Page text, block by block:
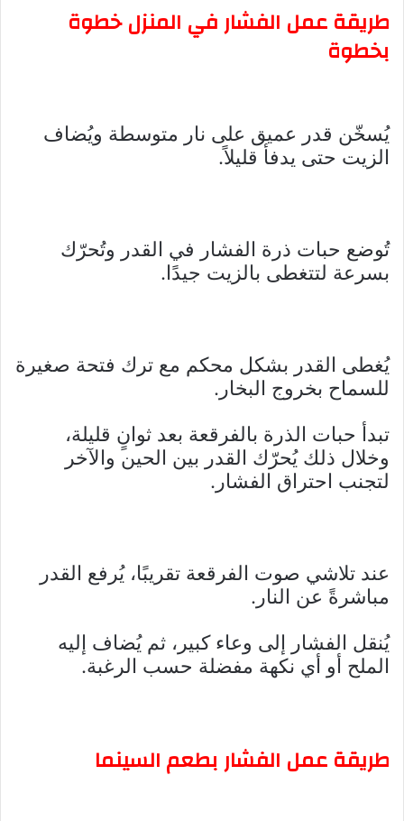
طريقة عمل الفشار في المنزل خطوة
بخطوة
يُسخّن قدر عميق على نار متوسطة ويُضاف
الزيت حتى يدفأ قليلاً.
تُوضع حبات ذرة الفشار في القدر وتُحرّك
بسرعة لتتغطى بالزيت جيدًا.
يُغطى القدر بشكل محكم مع ترك فتحة صغيرة
للسماح بخروج البخار.
تبدأ حبات الذرة بالفرقعة بعد ثوانٍ قليلة،
وخلال ذلك يُحرّك القدر بين الحين والآخر
لتجنب احتراق الفشار.
عند تلاشي صوت الفرقعة تقريبًا، يُرفع القدر
مباشرةً عن النار.
يُنقل الفشار إلى وعاء كبير، ثم يُضاف إليه
الملح أو أي نكهة مفضلة حسب الرغبة.
طريقة عمل الفشار بطعم السينما